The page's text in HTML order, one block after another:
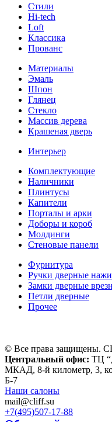
Стили
Hi-tech
Loft
Классика
Прованс
Материалы
Эмаль
Шпон
Глянец
Стекло
Массив дерева
Крашеная дверь
Интерьер
Комплектующие
Наличники
Плинтусы
Капители
Порталы и арки
Доборы и короб
Молдинги
Стеновые панели
Фурнитура
Ручки дверные
Замки дверные
Петли дверные
Прочее
© Все права защищены.
Центральный офис: ТЦ
МКАД, 8-й километр, 3,
Б-7
Наши салоны
mail@cliff.su
+7(495)507-17-88